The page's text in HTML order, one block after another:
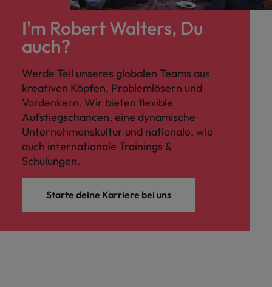
I'm Robert Walters, Du
auch?
Werde Teil unseres globalen Teams aus
kreativen Köpfen, Problemlösern und
Vordenkern. Wir bieten flexible
Aufstiegschancen, eine dynamische
Unternehmenskultur und nationale, wie
auch internationale Trainings &
Schulungen.
Starte deine Karriere bei uns